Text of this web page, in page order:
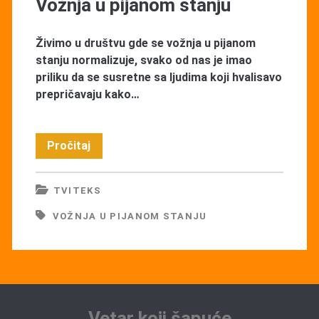
Vožnja u pijanom stanju
Živimo u društvu gde se vožnja u pijanom
stanju normalizuje, svako od nas je imao
priliku da se susretne sa ljudima koji hvalisavo
prepričavaju kako…
PročitajVožnja
u
pijanom
stanju
TVITEKS
VOŽNJA U PIJANOM STANJU